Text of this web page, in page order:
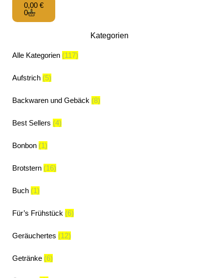
0,00 €
0
Kategorien
Alle Kategorien (117)
Aufstrich (5)
Backwaren und Gebäck (8)
Best Sellers (4)
Bonbon (1)
Brotstern (16)
Buch (1)
Für’s Frühstück (6)
Geräuchertes (12)
Getränke (6)